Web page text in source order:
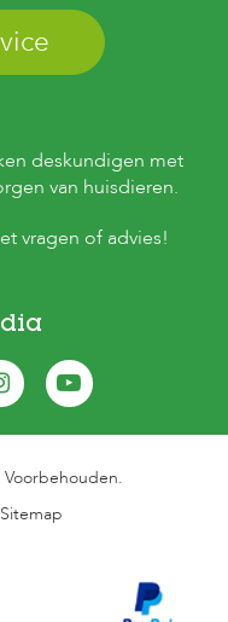
deskundigen met
van huisdieren.
vragen of advies!
Sitemap